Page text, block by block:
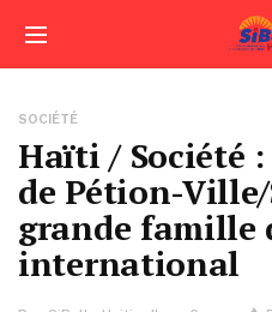
SOCIÉTÉ
Haïti / Société
de Pétion-
grande famille
international